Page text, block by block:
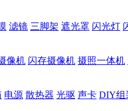
滤镜 三脚架 遮光罩 闪光灯
像机 闪存摄像机 摄照一体机
电源 散热器 光驱 声卡 DIY组